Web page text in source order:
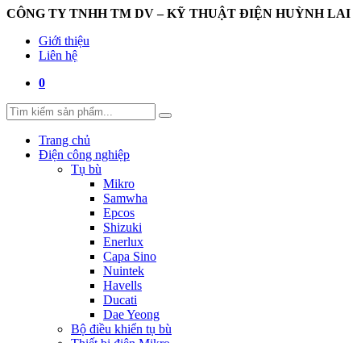
CÔNG TY TNHH TM DV – KỸ THUẬT ĐIỆN HUỲNH LAI
Giới thiệu
Liên hệ
0
Trang chủ
Điện công nghiệp
Tụ bù
Mikro
Samwha
Epcos
Shizuki
Enerlux
Capa Sino
Nuintek
Havells
Ducati
Dae Yeong
Bộ điều khiển tụ bù